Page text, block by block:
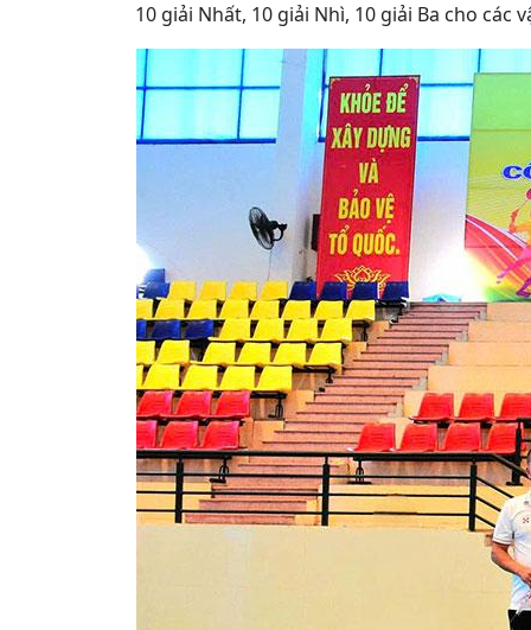
10 giải Nhất, 10 giải Nhì, 10 giải Ba cho